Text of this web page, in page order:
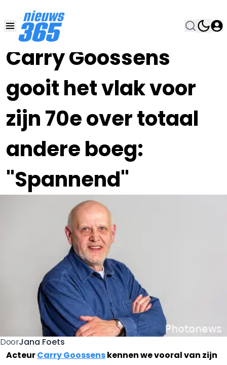
Carry Goossens
gooit het vlak voor
zijn 70e over totaal
andere boeg:
"Spannend"
23 OKT 2022, 18:00
DoorJana Foets
ActeurCarry Goossenskennen we vooral van zijn